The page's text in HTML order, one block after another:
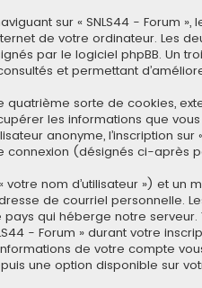
sur « SNLS44 - Forum
de votre ordinateur. Les
par le logiciel phpBB. Un
et permettant
quatrième sorte de cookies,
les informations que
anonyme, l’inscription
(désignés ci-après
nom d’utilisateur ») et un
de courriel personnelle.
qui héberge notre
- Forum » durant votre
de votre compte
une option disponible sur